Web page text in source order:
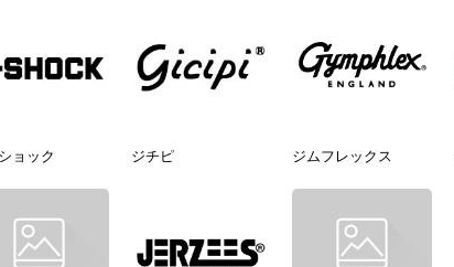
ョック ジチピ ジムフレックス